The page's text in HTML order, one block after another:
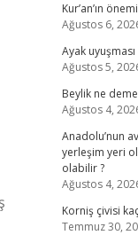
Kur’an’ın
Ağustos 6,
Ayak
Ağustos 5,
Beylik ne
Ağustos 4,
Anadolu’nun
yerleşim yeri
olabilir ?
Ağustos 4,
Korniş çivisi
Temmuz 30,